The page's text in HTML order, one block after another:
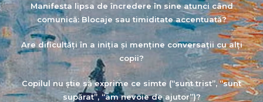
Manifesta lipsa de încredere în sine atunci când
comunică: Blocaje sau timiditate accentuată?
Are dificultăți în a iniția și menține conversații cu alți
copii?
Copilul nu știe să exprime ce simte (“sunt trist”, “sunt
supărat”, “am nevoie de ajutor”)?